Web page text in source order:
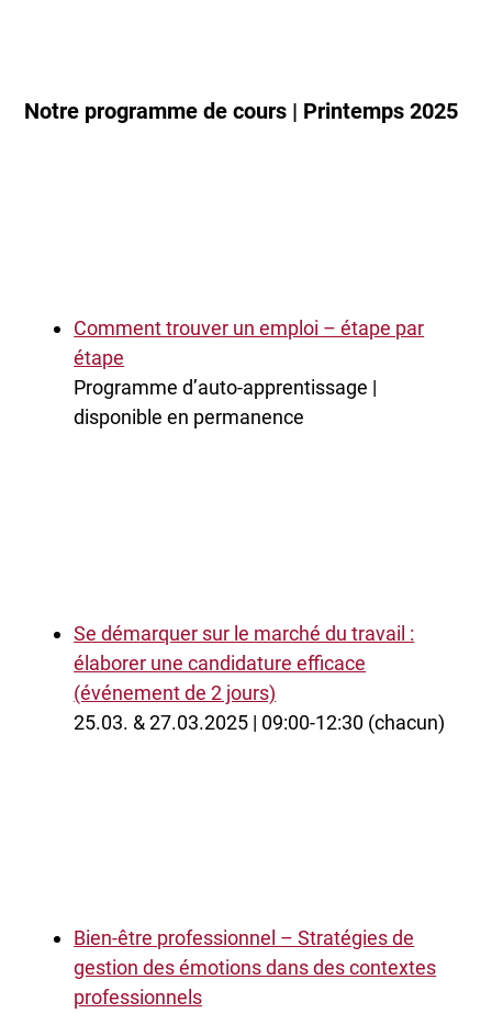
Notre programme de cours | Printemps 2025
Comment trouver un emploi – étape par
étape
Programme d’auto-apprentissage |
disponible en permanence
Se démarquer sur le marché du travail :
élaborer une candidature efficace
(événement de 2 jours)
25.03. & 27.03.2025 | 09:00-12:30 (chacun)
Bien-être professionnel – Stratégies de
gestion des émotions dans des contextes
professionnels